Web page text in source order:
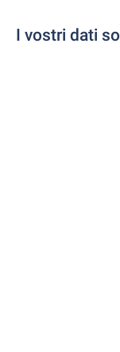
I vostri dati